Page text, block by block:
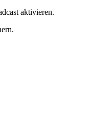
aktivieren.